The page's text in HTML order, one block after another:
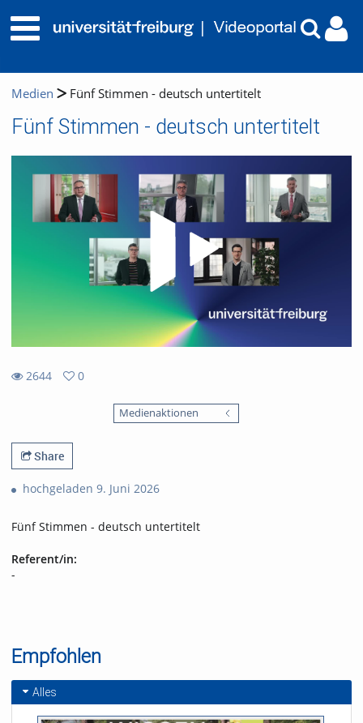
Medien Fünf Stimmen - deutsch untertitelt
Fünf Stimmen - deutsch untertitelt
2644
0
Medienaktionen
Share
hochgeladen 9. Juni 2026
Fünf Stimmen - deutsch untertitelt
Referent/in:
-
Empfohlen
Alles